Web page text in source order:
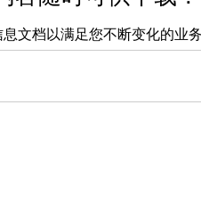
文档以满足您不断变化的业